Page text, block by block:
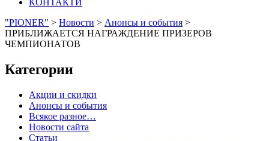
КОНТАКТИ
"PIONER" > Новости > Анонсы и события >
ПРИБЛИЖАЕТСЯ НАГРАЖДЕНИЕ ПРИЗЕРОВ
ЧЕМПИОНАТОВ
Категории
Акции и скидки
Анонсы и события
Всякое разное…
Новости сайта
Статьи